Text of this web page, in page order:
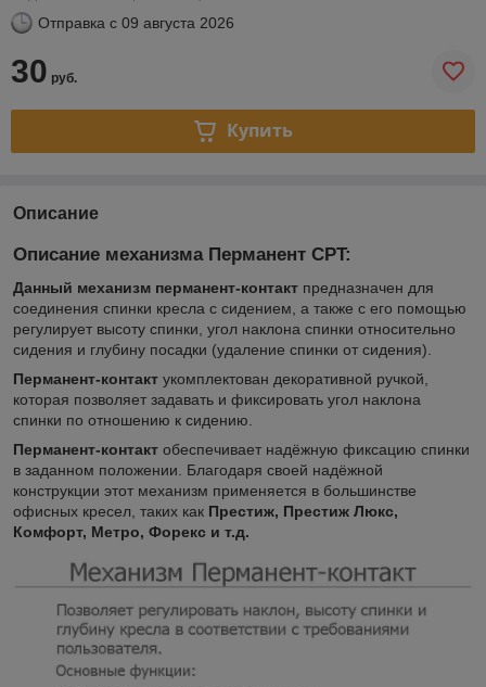
Отправка с 09 августа 2026
30 руб.
Купить
Описание
Описание механизма Перманент CPT:
Данный механизм перманент-контакт предназначен для
соединения спинки кресла с сидением, а также с его помощью
регулирует высоту спинки, угол наклона спинки относительно
сидения и глубину посадки (удаление спинки от сидения).
Перманент-контакт укомплектован декоративной ручкой,
которая позволяет задавать и фиксировать угол наклона
спинки по отношению к сидению.
Перманент-контакт обеспечивает надёжную фиксацию спинки
в заданном положении. Благодаря своей надёжной
конструкции этот механизм применяется в большинстве
офисных кресел, таких как Престиж, Престиж Люкс,
Комфорт, Метро, Форекс и т.д.